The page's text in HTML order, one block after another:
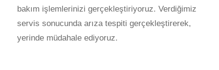
bakım işlemlerinizi gerçekleştiriyoruz. Verdiğimiz
servis sonucunda arıza tespiti gerçekleştirerek,
yerinde müdahale ediyoruz.